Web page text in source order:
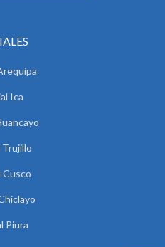
Ica
Trujillo
Cusco
Piura